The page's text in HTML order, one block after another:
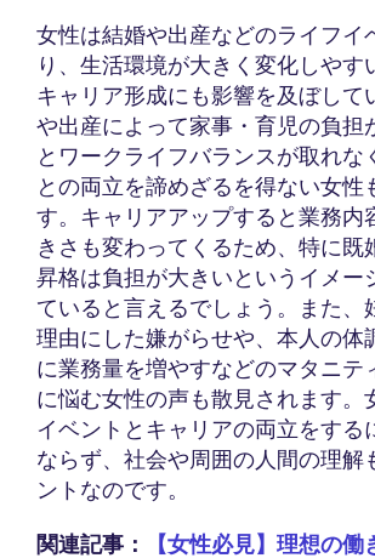
女性は結婚や出産などのライフイ
り、生活環境が大きく変化しやす
キャリア形成にも影響を及ぼして
や出産によって家事・育児の負担
とワークライフバランスが取れな
との両立を諦めざるを得ない女性
す。キャリアアップすると業務内
きさも変わってくるため、特に既
昇格は負担が大きいというイメー
ていると言えるでしょう。また、
理由にした嫌がらせや、本人の体
に業務量を増やすなどのマタニテ
に悩む女性の声も散見されます。
イベントとキャリアの両立をする
ならず、社会や周囲の人間の理解
ントなのです。
関連記事：
【女性必見】理想の